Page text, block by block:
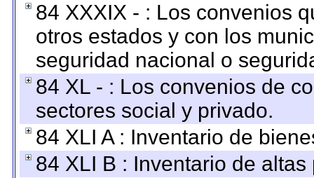
84 XXXIX - : Los convenios
otros estados y con los
seguridad nacional o
84 XL - : Los convenios de
sectores social y privado.
84 XLI A : Inventario de
84 XLI B : Inventario de